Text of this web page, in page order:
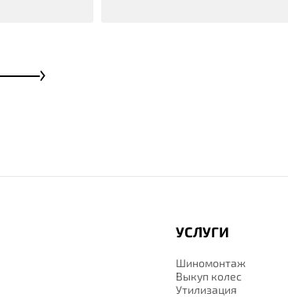
УСЛУГИ
Шиномонтаж
Выкуп колес
Утилизация